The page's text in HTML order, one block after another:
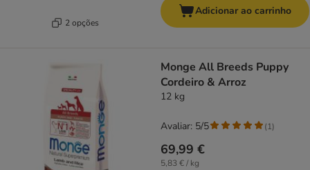
2 opções
Adicionar ao carrinho
Monge All Breeds Puppy
Cordeiro & Arroz
12 kg
69,99 €
5,83 € / kg
Avaliar: 5/5 (1)